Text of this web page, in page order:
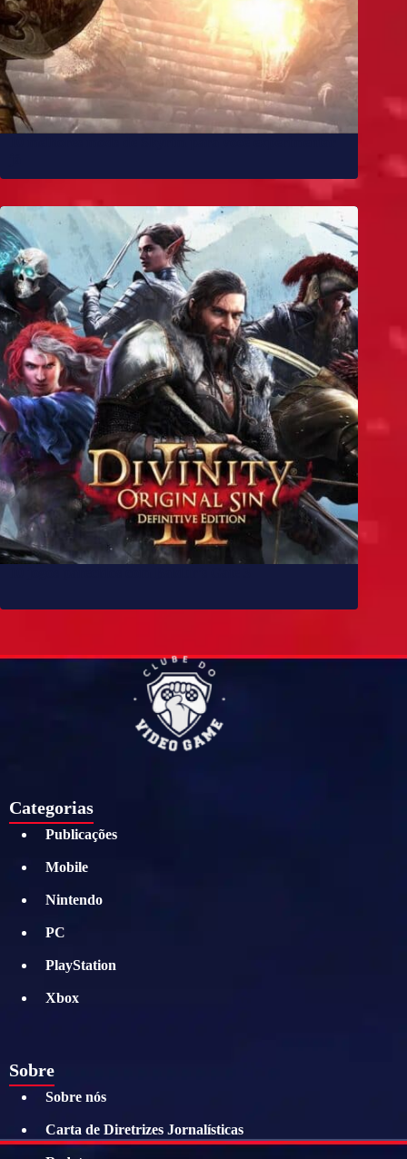
Categorias
Publicações
Mobile
Nintendo
PC
PlayStation
Xbox
Sobre
Sobre nós
Carta de Diretrizes Jornalísticas